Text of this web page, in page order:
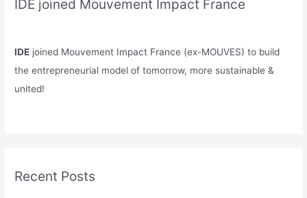
IDE joined Mouvement Impact France
IDE joined Mouvement Impact France (ex-MOUVES) to build
the entrepreneurial model of tomorrow, more sustainable &
united!
Recent Posts